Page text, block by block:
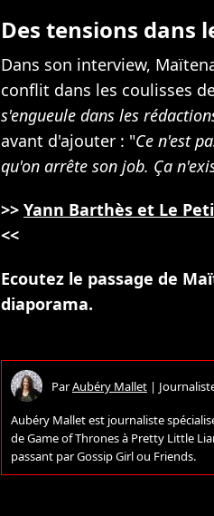
Des tensions dans
Dans son interview,
conflit dans les coulisses
s'engueule dans les
avant d'ajouter : "Ce n'est
qu'on arrête son job. Ça
>> Yann Barthès et Le
<<
Ecoutez le passage de
diaporama.
ParAubéry Mallet |
Aubéry Mallet est journaliste
de Game of Thrones à Pretty Little
passant par Gossip Girl ou Friends.